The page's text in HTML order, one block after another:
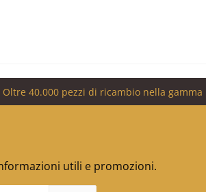
Oltre 40.000 pezzi di ricambio nella gamma
utili e promozioni.